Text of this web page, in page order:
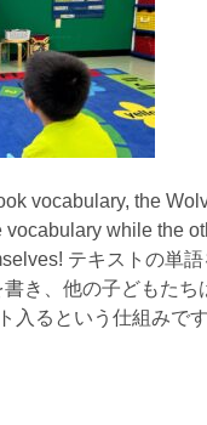
vocabulary, the
while the
テキストの単
き、他の子どもた
入るという仕組みです